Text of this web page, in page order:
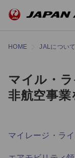
HOME JALについて
マイル・
非航空事
マイレージ・ラ